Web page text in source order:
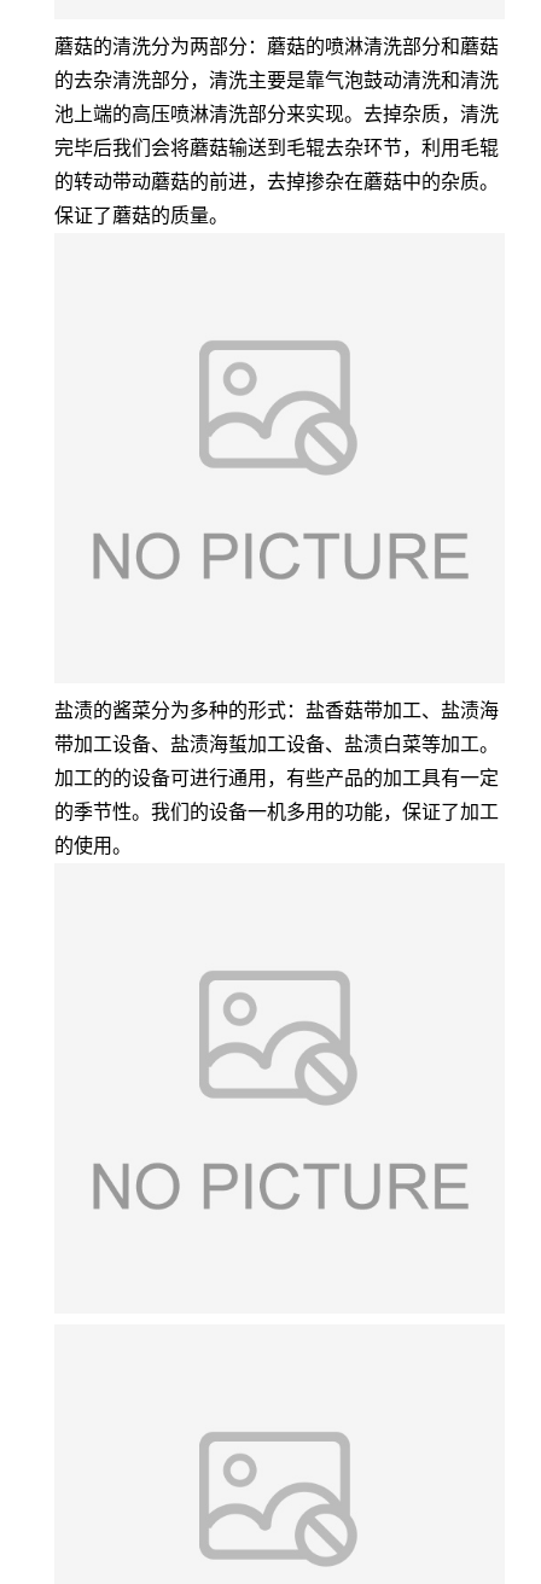
蘑菇的清洗分为两部分：蘑菇的喷淋清洗部分和蘑菇
的去杂清洗部分，清洗主要是靠气泡鼓动清洗和清洗
池上端的高压喷淋清洗部分来实现。去掉杂质，清洗
完毕后我们会将蘑菇输送到毛辊去杂环节，利用毛辊
的转动带动蘑菇的前进，去掉掺杂在蘑菇中的杂质。
保证了蘑菇的质量。
盐渍的酱菜分为多种的形式：盐香菇带加工、盐渍海
带加工设备、盐渍海蜇加工设备、盐渍白菜等加工。
加工的的设备可进行通用，有些产品的加工具有一定
的季节性。我们的设备一机多用的功能，保证了加工
的使用。